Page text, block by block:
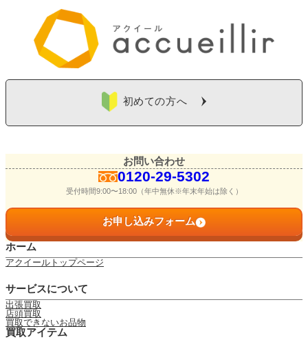
初めての方へ
お問い合わせ
0120-29-5302
受付時間9:00〜18:00（年中無休※年末年始は除く）
お申し込みフォーム
ホーム
アクイールトップページ
サービスについて
出張買取
店頭買取
買取できないお品物
買取アイテム